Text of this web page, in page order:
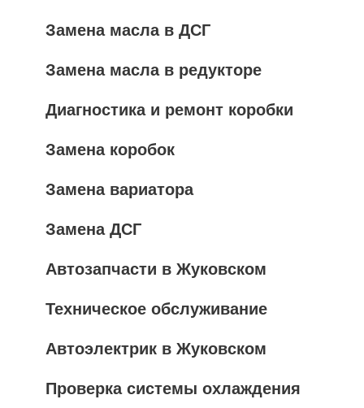
Замена масла в ДСГ
Замена масла в редукторе
Диагностика и ремонт коробки
Замена коробок
Замена вариатора
Замена ДСГ
Автозапчасти в Жуковском
Техническое обслуживание
Автоэлектрик в Жуковском
Проверка системы охлаждения